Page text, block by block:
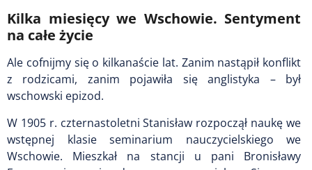
Kilka miesięcy we Wschowie. Sentyment
na całe życie
Ale cofnijmy się o kilkanaście lat. Zanim nastąpił konflikt
z rodzicami, zanim pojawiła się anglistyka – był
wschowski epizod.
W 1905 r. czternastoletni Stanisław rozpoczął naukę we
wstępnej klasie seminarium nauczycielskiego we
Wschowie. Mieszkał na stancji u pani Bronisławy